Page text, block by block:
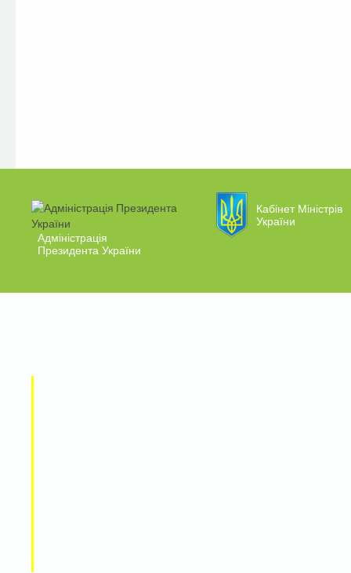
Адміністрація
Президента України
Кабінет Міністрів
України